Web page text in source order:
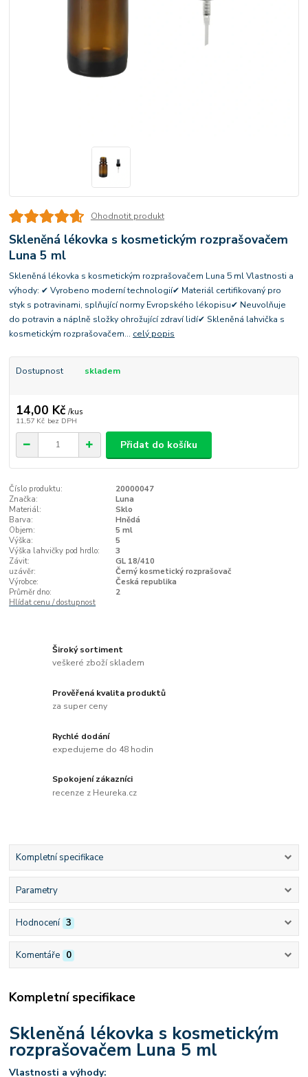
Ohodnotit produkt
Skleněná lékovka s kosmetickým rozprašovačem
Luna 5 ml
Skleněná lékovka s kosmetickým rozprašovačem Luna 5 ml Vlastnosti a
výhody: ✔ Vyrobeno moderní technologií✔ Materiál certifikovaný pro
styk s potravinami, splňující normy Evropského lékopisu✔ Neuvolňuje
do potravin a náplně složky ohrožující zdraví lidí✔ Skleněná lahvička s
kosmetickým rozprašovačem... celý popis
Dostupnost skladem
14,00 Kč /kus
11,57 Kč bez DPH
Přidat do košíku
Číslo produktu:
20000047
Značka:
Luna
Materiál:
Sklo
Barva:
Hnědá
Objem:
5 ml
Výška:
5
Výška lahvičky pod hrdlo:
3
Závit:
GL 18/410
uzávěr:
Černý kosmetický rozprašovač
Výrobce:
Česká republika
Průměr dno:
2
Hlídat cenu / dostupnost
Široký sortiment
veškeré zboží skladem
Prověřená kvalita produktů
za super ceny
Rychlé dodání
expedujeme do 48 hodin
Spokojení zákazníci
recenze z Heureka.cz
Kompletní specifikace
Parametry
Hodnocení 3
Komentáře 0
Kompletní specifikace
Skleněná lékovka s kosmetickým
rozprašovačem Luna 5 ml
Vlastnosti a výhody: